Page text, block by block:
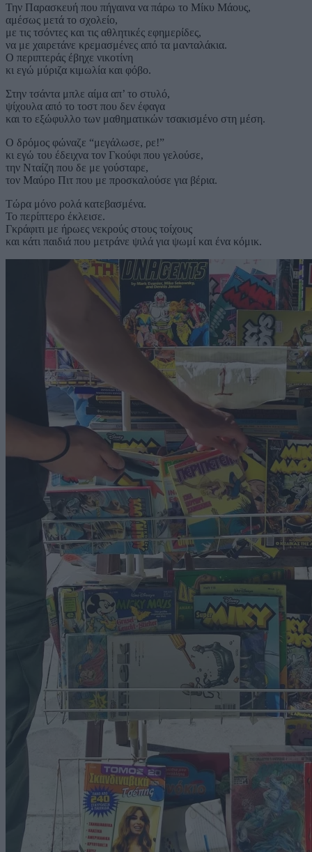
Την Παρασκευή που πήγαινα να πάρω το Μίκυ Μάους,
αμέσως μετά το σχολείο,
με τις τσόντες και τις αθλητικές εφημερίδες,
να με χαιρετάνε κρεμασμένες από τα μανταλάκια.
Ο περιπτεράς έβηχε νικοτίνη
κι εγώ μύριζα κιμωλία και φόβο.
Στην τσάντα μπλε αίμα απ’ το στυλό,
ψίχουλα από το τοστ που δεν έφαγα
και το εξώφυλλο των μαθηματικών τσακισμένο στη μέση.
Ο δρόμος φώναζε “μεγάλωσε, ρε!”
κι εγώ του έδειχνα τον Γκούφι που γελούσε,
την Νταίζη που δε με γούσταρε,
τον Μαύρο Πιτ που με προσκαλούσε για βέρια.
Τώρα μόνο ρολά κατεβασμένα.
Το περίπτερο έκλεισε.
Γκράφιτι με ήρωες νεκρούς στους τοίχους
και κάτι παιδιά που μετράνε ψιλά για ψωμί και ένα κόμικ.